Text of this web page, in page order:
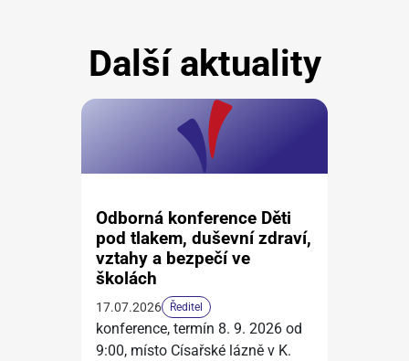
Další aktuality
Odborná konference Děti
pod tlakem, duševní zdraví,
vztahy a bezpečí ve
školách
17.07.2026 Ředitel
konference, termín 8. 9. 2026 od
9:00, místo Císařské lázně v K.